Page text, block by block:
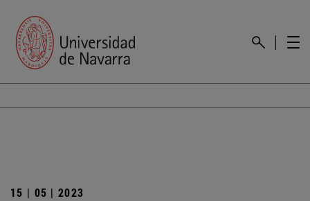
15 | 05 | 2023